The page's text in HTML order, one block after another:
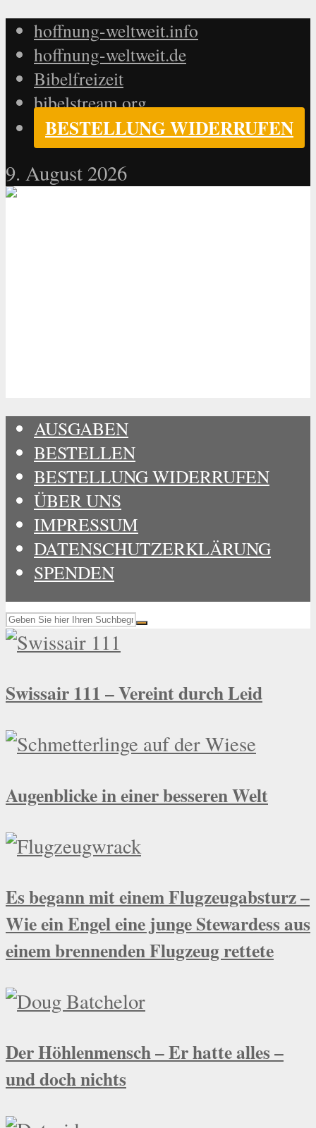
hoffnung-weltweit.info
hoffnung-weltweit.de
Bibelfreizeit
bibelstream.org
BESTELLUNG WIDERRUFEN
9. August 2026
AUSGABEN
BESTELLEN
BESTELLUNG WIDERRUFEN
ÜBER UNS
IMPRESSUM
DATENSCHUTZERKLÄRUNG
SPENDEN
Swissair 111 – Vereint durch Leid
Augenblicke in einer besseren Welt
Es begann mit einem Flugzeugabsturz –
Wie ein Engel eine junge Stewardess aus
einem brennenden Flugzeug rettete
Der Höhlenmensch – Er hatte alles –
und doch nichts